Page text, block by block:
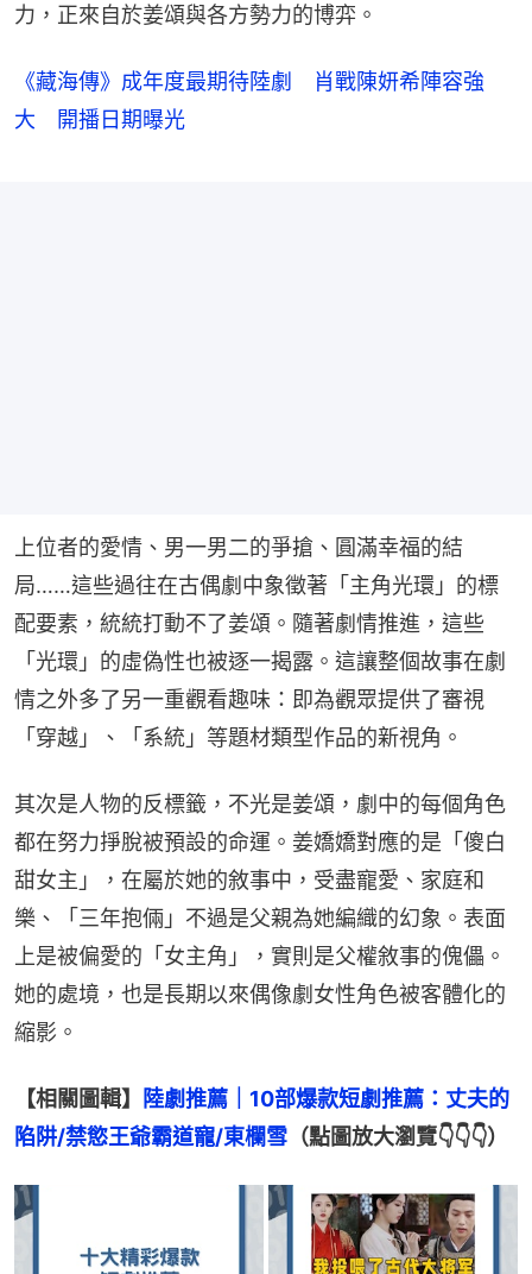
力，正來自於姜頌與各方勢力的博弈。
《藏海傳》成年度最期待陸劇 肖戰陳妍希陣容強
大 開播日期曝光
上位者的愛情、男一男二的爭搶、圓滿幸福的結
局……這些過往在古偶劇中象徵著「主角光環」的標
配要素，統統打動不了姜頌。隨著劇情推進，這些
「光環」的虛偽性也被逐一揭露。這讓整個故事在劇
情之外多了另一重觀看趣味：即為觀眾提供了審視
「穿越」、「系統」等題材類型作品的新視角。
其次是人物的反標籤，不光是姜頌，劇中的每個角色
都在努力掙脫被預設的命運。姜嬌嬌對應的是「傻白
甜女主」，在屬於她的敘事中，受盡寵愛、家庭和
樂、「三年抱倆」不過是父親為她編織的幻象。表面
上是被偏愛的「女主角」，實則是父權敘事的傀儡。
她的處境，也是長期以來偶像劇女性角色被客體化的
縮影。
【相關圖輯】
陸劇推薦｜10部爆款短劇推薦：丈夫的
陷阱/禁慾王爺霸道寵/東欄雪 （點圖放大瀏覽👇👇👇）